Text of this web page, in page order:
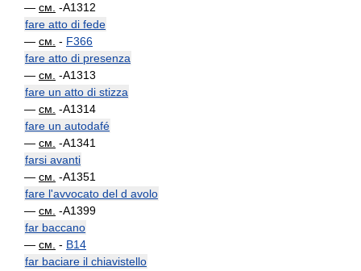
— см. -A1312
fare atto di fede
— см. - F366
fare atto di presenza
— см. -A1313
fare un atto di stizza
— см. -A1314
fare un autodafé
— см. -A1341
farsi avanti
— см. -A1351
fare l'avvocato del d avolo
— см. -A1399
far baccano
— см. - B14
far baciare il chiavistello